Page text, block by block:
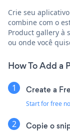
Crie seu
combine com o
Product gallery à
ou onde você
How To Add a
Create a
Start for free
Copie o